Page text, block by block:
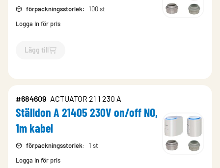
förpackningsstorlek:
100 st
Logga in för pris
Lägg till
`$Lägg till
#684609 ACTUATOR 21 1 230 A
Ställdon A 21405 230V on/off NO,
1m kabel
förpackningsstorlek:
1 st
Logga in för pris